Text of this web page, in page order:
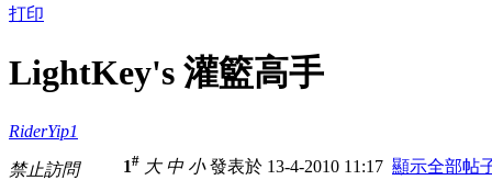
打印
LightKey's 灌籃高手
RiderYip1
禁止訪問 1# 大 中 小發表於 13-4-2010 11:17 顯示全部帖